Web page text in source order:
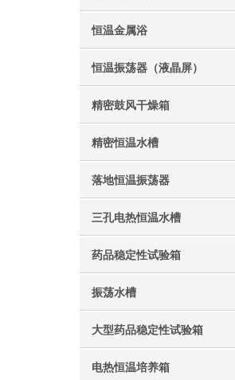
恒温金属浴
恒温振荡器（液晶屏）
精密鼓风干燥箱
精密恒温水槽
落地恒温振荡器
三孔电热恒温水槽
药品稳定性试验箱
振荡水槽
大型药品稳定性试验箱
电热恒温培养箱